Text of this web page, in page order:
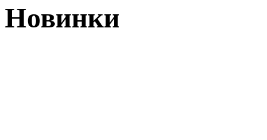
Новинки